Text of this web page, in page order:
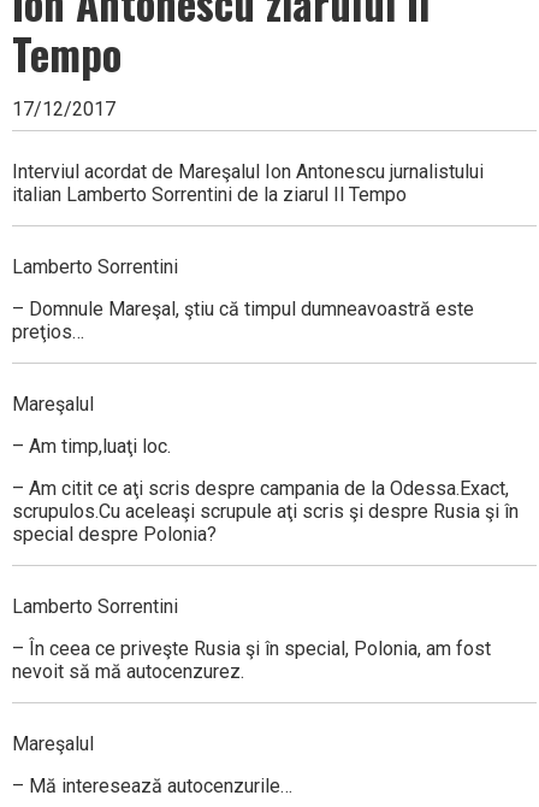
Tempo
17/12/2017
Interviul acordat de Mareşalul Ion Antonescu jurnalistului
italian Lamberto Sorrentini de la ziarul Il Tempo
Lamberto Sorrentini
– Domnule Mareşal, ştiu că timpul dumneavoastră este
preţios…
Mareşalul
– Am timp,luaţi loc.
– Am citit ce aţi scris despre campania de la Odessa.Exact,
scrupulos.Cu aceleaşi scrupule aţi scris şi despre Rusia şi în
special despre Polonia?
Lamberto Sorrentini
– În ceea ce priveşte Rusia şi în special, Polonia, am fost
nevoit să mă autocenzurez.
Mareşalul
– Mă interesează autocenzurile…